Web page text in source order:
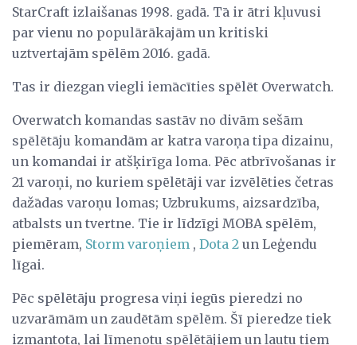
StarCraft izlaišanas 1998. gadā. Tā ir ātri kļuvusi
par vienu no populārākajām un kritiski
uztvertajām spēlēm 2016. gadā.
Tas ir diezgan viegli iemācīties spēlēt Overwatch.
Overwatch komandas sastāv no divām sešām
spēlētāju komandām ar katra varoņa tipa dizainu,
un komandai ir atšķirīga loma. Pēc atbrīvošanas ir
21 varoņi, no kuriem spēlētāji var izvēlēties četras
dažādas varoņu lomas; Uzbrukums, aizsardzība,
atbalsts un tvertne. Tie ir līdzīgi MOBA spēlēm,
piemēram, Storm varoņiem , Dota 2 un Leģendu
līgai.
Pēc spēlētāju progresa viņi iegūs pieredzi no
uzvarāmām un zaudētām spēlēm. Šī pieredze tiek
izmantota, lai līmeņotu spēlētājiem un ļautu tiem